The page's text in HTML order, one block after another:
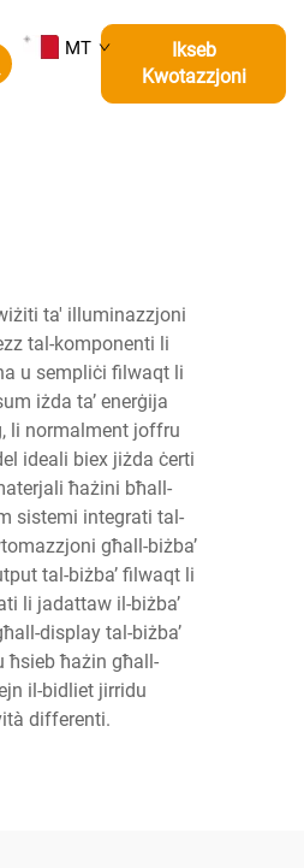
MT
Ikseb
Kwotazzjoni
ta' illuminazzjoni
tal-komponenti li
u sempliċi filwaqt li
iżda ta’ enerġija
li normalment joffru
ideali biex jiżda ċerti
ħażini bħall-
sistemi integrati tal-
għall-biżba’
tal-biżba’ filwaqt li
li jadattaw il-biżba’
display tal-biżba’
ħsieb ħażin għall-
il-bidliet jirridu
differenti.